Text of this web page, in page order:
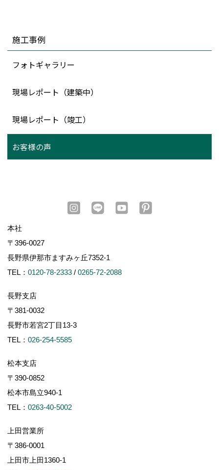
施工事例
フォトギャラリー
現場レポート（建築中）
現場レポート（竣工）
お客様の声
本社
〒396-0027
長野県伊那市ますみヶ丘7352-1
TEL： 0120-78-2333 / 0265-72-2088
長野支店
〒381-0032
長野市若宮2丁目13-3
TEL： 026-254-5585
松本支店
〒390-0852
松本市島立940-1
TEL： 0263-40-5002
上田営業所
〒386-0001
上田市上田1360-1